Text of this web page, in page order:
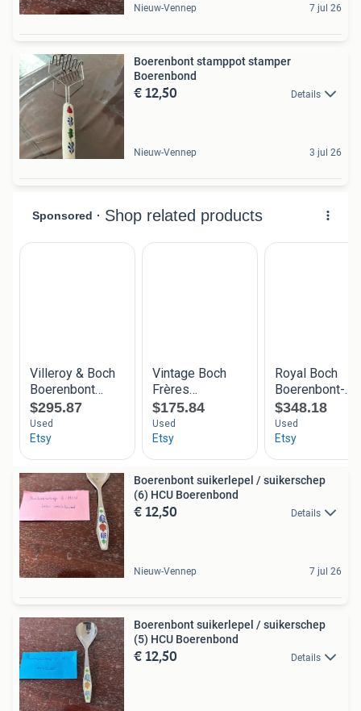
Nieuw-Vennep 7 jul 26
Boerenbont stamppot stamper
Boerenbond
€ 12,50 Details
Nieuw-Vennep 3 jul 26
Boerenbont suikerlepel / suikerschep
(6) HCU Boerenbond
€ 12,50 Details
Nieuw-Vennep 7 jul 26
Boerenbont suikerlepel / suikerschep
(5) HCU Boerenbond
€ 12,50 Details